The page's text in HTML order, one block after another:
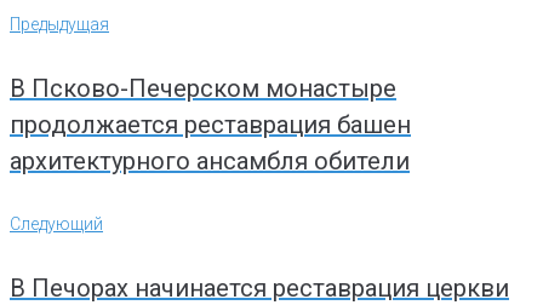
Навигация
по
Предыдущая
Предыдущая
В Псково-Печерском монастыре
продолжается реставрация башен
архитектурного ансамбля обители
Следующий
Следующий
В Печорах начинается реставрация церкви